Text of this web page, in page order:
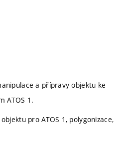
a přípravy objektu ke
ATOS 1.
pro ATOS 1, polygonizace,